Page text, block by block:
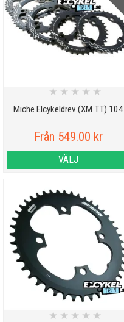
Miche Elcykeldrev (XM TT) 104
★ ★ ★ ★ ★
Från 549.00 kr
VÄLJ
★ ★ ★ ★ ★